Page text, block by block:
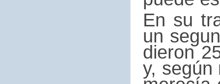
En su
un
dieron
y, según